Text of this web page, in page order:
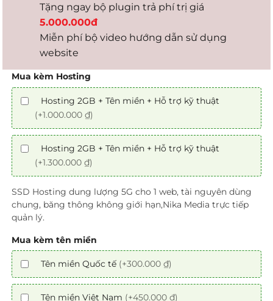
Tặng ngay bộ plugin trả phí trị giá
5.000.000đ
Miễn phí bộ video hướng dẫn sử dụng
website
Mua kèm Hosting
Hosting 2GB + Tên miền + Hỗ trợ kỹ thuật
(+1.000.000 ₫)
Hosting 2GB + Tên miền + Hỗ trợ kỹ thuật
(+1.300.000 ₫)
SSD Hosting dung lượng 5G cho 1 web, tài nguyên dùng
chung, băng thông không giới hạn,Nika Media trực tiếp
quản lý.
Mua kèm tên miền
Tên miền Quốc tế (+300.000 ₫)
Tên miền Việt Nam (+450.000 ₫)